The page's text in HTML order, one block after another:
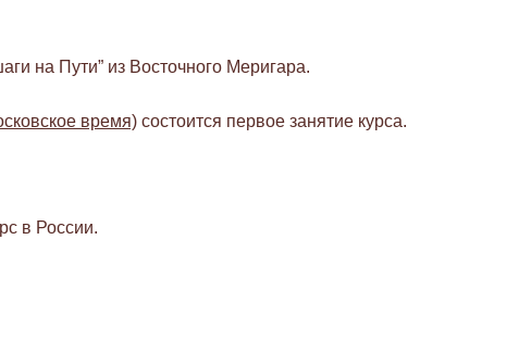
на Пути” из Восточного Меригара.
время) состоится первое занятие курса.
в России.